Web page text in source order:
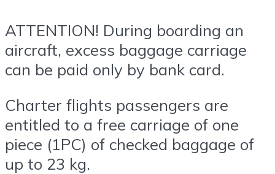
ATTENTION! During boarding an
aircraft, excess baggage carriage
can be paid only by bank card.
Charter flights passengers are
entitled to a free carriage of one
piece (1PC) of checked baggage of
up to 23 kg.